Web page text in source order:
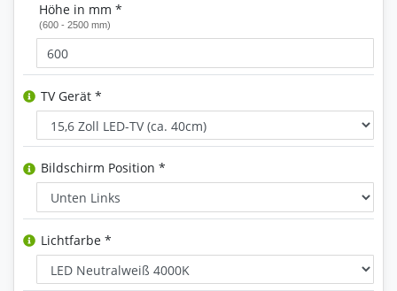
Höhe in mm *
(600 - 2500 mm)
TV Gerät *
Bildschirm Position *
Lichtfarbe *